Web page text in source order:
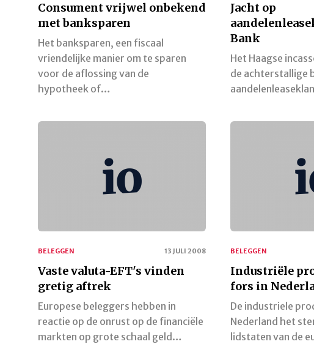
Consument vrijwel onbekend
met banksparen
Het banksparen, een fiscaal
vriendelijke manier om te sparen
voor de aflossing van de
hypotheek of…
Jacht op
Bank
Het Haagse
de achterstallige
BELEGGEN 13 JULI 2008
Vaste valuta-EFT's vinden
gretig aftrek
Europese beleggers hebben in
reactie op de onrust op de financiële
markten op grote schaal geld…
BELEGGEN
Industriële
fors in
De industriele
Nederland het
lidstaten van de